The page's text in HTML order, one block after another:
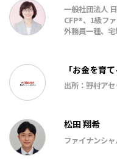
一般社団法人
CFP®、1級フ
外務員一種、
「お金を育
出所：野村ア
松田 翔希
ファイナンシ